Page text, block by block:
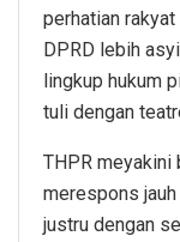
perhatian
DPRD lebih
lingkup hukum
tuli dengan
THPR meyakini
merespons
justru dengan